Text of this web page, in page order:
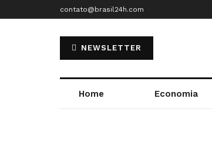
contato@brasil24h.com
NEWSLETTER
Home Economia